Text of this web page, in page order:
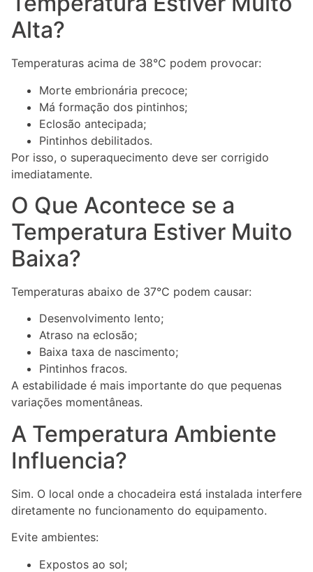
Alta?
Temperaturas acima de 38°C podem provocar:
Morte embrionária precoce;
Má formação dos pintinhos;
Eclosão antecipada;
Pintinhos debilitados.
Por isso, o superaquecimento deve ser corrigido
imediatamente.
O Que Acontece se a
Temperatura Estiver Muito
Baixa?
Temperaturas abaixo de 37°C podem causar:
Desenvolvimento lento;
Atraso na eclosão;
Baixa taxa de nascimento;
Pintinhos fracos.
A estabilidade é mais importante do que pequenas
variações momentâneas.
A Temperatura Ambiente
Influencia?
Sim. O local onde a chocadeira está instalada interfere
diretamente no funcionamento do equipamento.
Evite ambientes:
Expostos ao sol;